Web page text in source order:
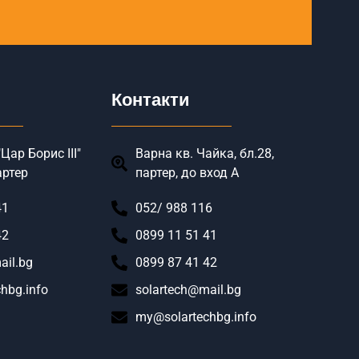
Борис III"
Контакти
Варна кв. Чайка, бл.28,
партер, до вход А
052/ 988 116
0899 11 51 41
0899 87 41 42
solartech@mail.bg
my@solartechbg.info